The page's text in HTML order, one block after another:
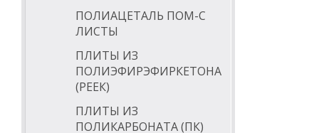
ПОЛИАЦЕТАЛЬ ПОМ-С
ЛИСТЫ
ПЛИТЫ ИЗ
ПОЛИЭФИРЭФИРКЕТОНА
(РЕЕК)
ПЛИТЫ ИЗ
ПОЛИКАРБОНАТА (ПК)